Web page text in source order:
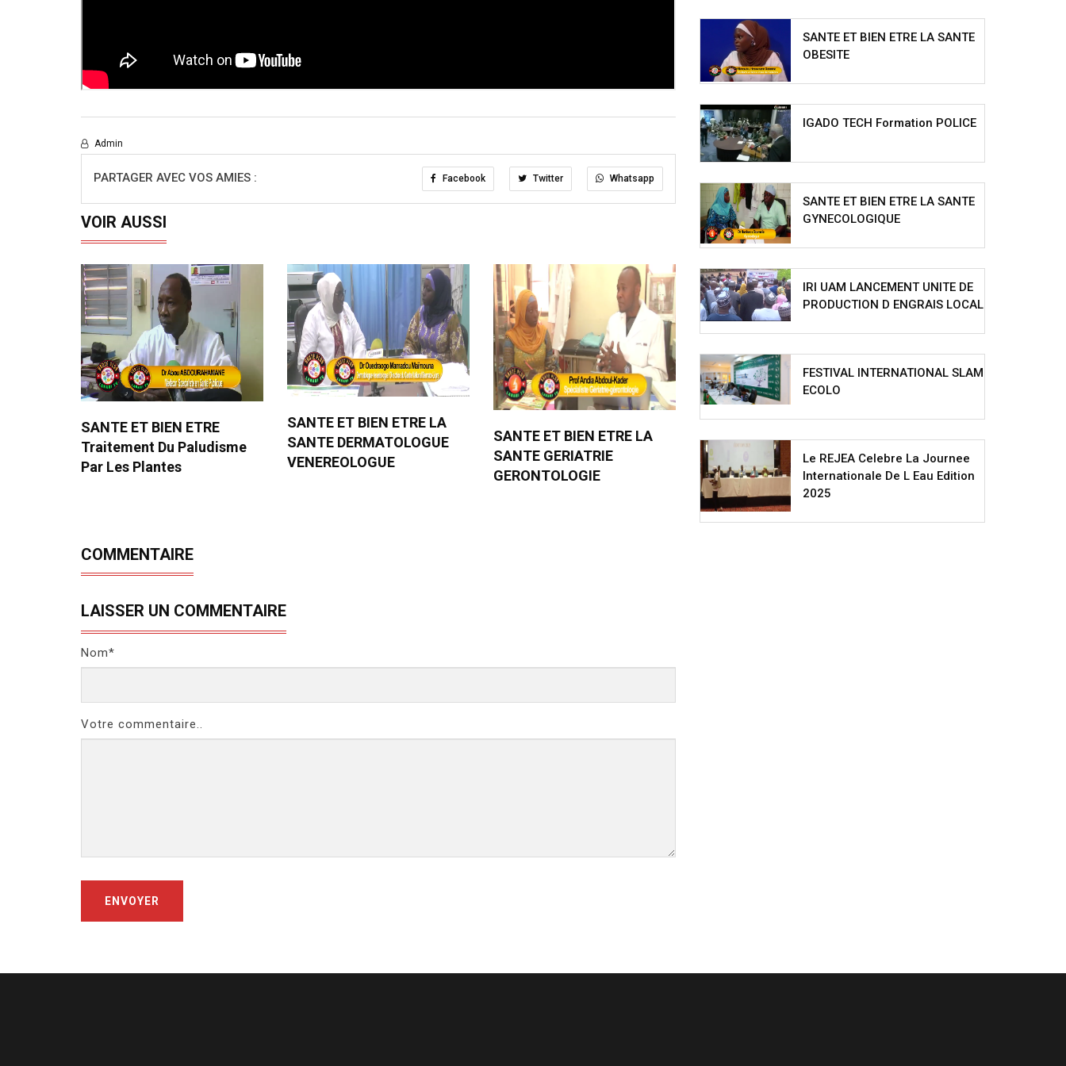
Admin
PARTAGER AVEC VOS AMIES : Facebook Twitter Whatsapp
VOIR AUSSI
SANTE ET BIEN ETRE
Traitement Du Paludisme
Par Les Plantes
SANTE ET BIEN ETRE LA
SANTE DERMATOLOGUE
VENEREOLOGUE
SANTE ET BIEN ETRE LA
SANTE GERIATRIE
GERONTOLOGIE
COMMENTAIRE
LAISSER UN COMMENTAIRE
Nom*
Votre commentaire..
ENVOYER
SANTE ET BIEN ETRE LA SANTE
OBESITE
IGADO TECH Formation POLICE
SANTE ET BIEN ETRE LA SANTE
GYNECOLOGIQUE
IRI UAM LANCEMENT UNITE DE
PRODUCTION D ENGRAIS LOCAL
FESTIVAL INTERNATIONAL SLAM
ECOLO
Le REJEA Celebre La Journee
Internationale De L Eau Edition
2025